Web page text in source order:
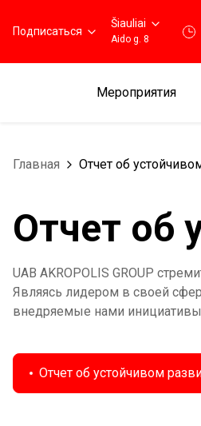
Подписаться
Šiauliai
Aido g. 8
Мероприятия
Главная Отчет об
Отчет об
UAB AKROPOLIS GROUP
Являясь лидером в своей
внедряемые нами инициативы
Отчет об устойчивом